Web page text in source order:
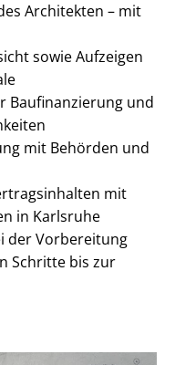
Architekten – mit
sowie Aufzeigen
Baufinanzierung und
mit Behörden und
mit
in Karlsruhe
der Vorbereitung
Schritte bis zur